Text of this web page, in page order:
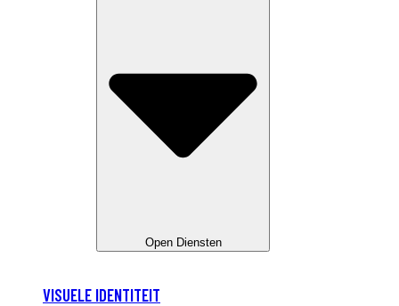
Open Diensten
VISUELE IDENTITEIT